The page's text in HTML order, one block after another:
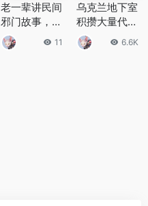
老一辈讲民间
邪门故事，盘
点流传在民间
的鬼故事
11
乌克兰地下室
积攒大量代孕
新生儿，志愿
者夜以继日地
6.6K